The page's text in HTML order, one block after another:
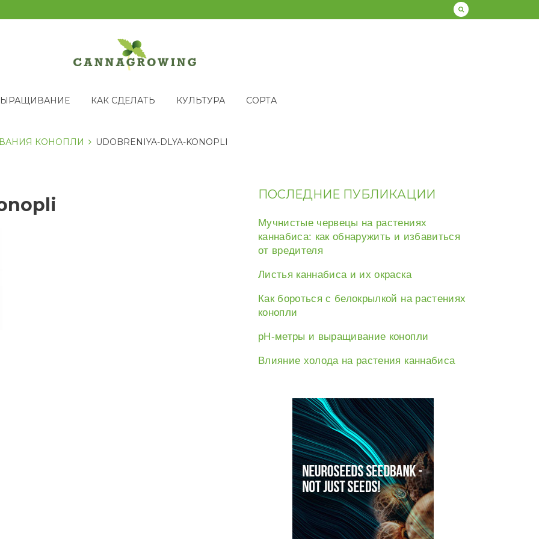
КАК СДЕЛАТЬ КУЛЬТУРА СОРТА
КОНОПЛИ UDOBRENIYA-DLYA-KONOPLI
ПОСЛЕДНИЕ ПУБЛИКАЦИИ
Мучнистые червецы на растениях
каннабиса: как обнаружить и избавиться
от вредителя
Листья каннабиса и их окраска
Как бороться с белокрылкой на растениях
конопли
рН-метры и выращивание конопли
Влияние холода на растения каннабиса